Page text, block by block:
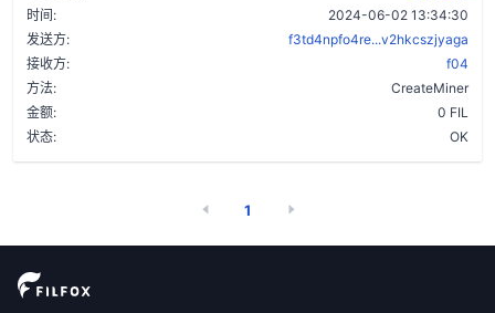
时间:
2024-06-02 13:34:30
发送方:
f3td4npfo4re...v2hkcszjyaga
接收方:
f04
方法:
CreateMiner
金额:
0 FIL
状态:
OK
1